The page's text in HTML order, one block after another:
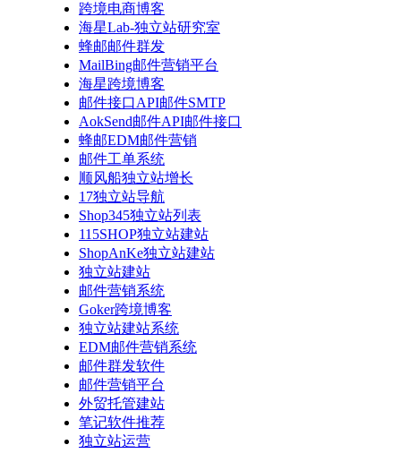
跨境电商博客
海星Lab-独立站研究室
蜂邮邮件群发
MailBing邮件营销平台
海星跨境博客
邮件接口API邮件SMTP
AokSend邮件API邮件接口
蜂邮EDM邮件营销
邮件工单系统
顺风船独立站增长
17独立站导航
Shop345独立站列表
115SHOP独立站建站
ShopAnKe独立站建站
独立站建站
邮件营销系统
Goker跨境博客
独立站建站系统
EDM邮件营销系统
邮件群发软件
邮件营销平台
外贸托管建站
笔记软件推荐
独立站运营